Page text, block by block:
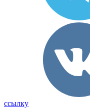
ссылку